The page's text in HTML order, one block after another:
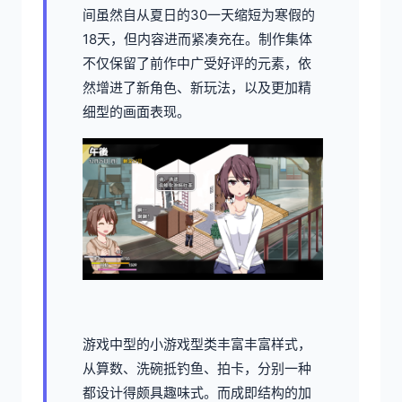
间虽然自从夏日的30一天缩短为寒假的
18天，但内容进而紧凑充在。制作集体
不仅保留了前作中广受好评的元素，依
然增进了​​新角色、新玩法​​，以及更加精
细型的画面表现。
游戏中型的小游戏型类丰富丰富样式，
从算数、洗碗抵钓鱼、拍卡，分别一种
都设计得颇具趣味式。而​​成即结构的加